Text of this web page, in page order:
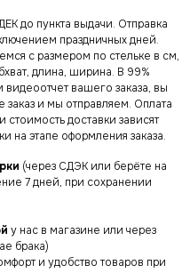
до пункта выдачи. Отправка
праздничных дней.
с размером по стельке в см,
длина, ширина. В 99%
вашего заказа, вы
заказ и мы отправляем. Оплата
доставки зависят
на этапе оформления заказа.
(через СДЭК или берёте на
7 дней, при сохранении
у нас в магазине или через
брака)
и удобство товаров при